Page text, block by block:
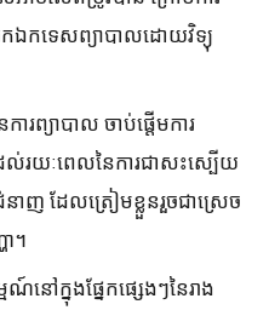
ឯកទេសព្យាបាលដោយវិទ្យុ
ព្យាបាល ចាប់ផ្តើមការ
រយៈពេលនៃការជាសះស្បើយ
ញ ដែលត្រៀមខ្លួនរួចជាស្រេច
។
ណ៍នៅក្នុងផ្នែកផ្សេងៗនៃរាង